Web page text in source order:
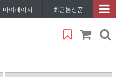
마이페이지 최근본상품